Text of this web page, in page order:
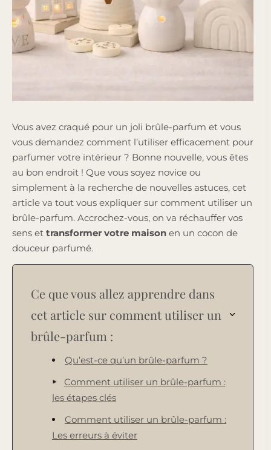
Vous avez craqué pour un joli brûle-parfum et vous
vous demandez comment l’utiliser efficacement pour
parfumer votre intérieur ? Bonne nouvelle, vous êtes
au bon endroit ! Que vous soyez novice ou
simplement à la recherche de nouvelles astuces, cet
article va tout vous expliquer sur comment utiliser un
brûle-parfum. Accrochez-vous, on va réchauffer vos
sens et transformer votre maison en un cocon de
douceur parfumé.
Ce que vous allez apprendre dans
cet article sur comment utiliser un
brûle-parfum :
Qu’est-ce qu’un brûle-parfum ?
Comment utiliser un brûle-parfum :
les étapes clés
Comment utiliser un brûle-parfum :
Les erreurs à éviter